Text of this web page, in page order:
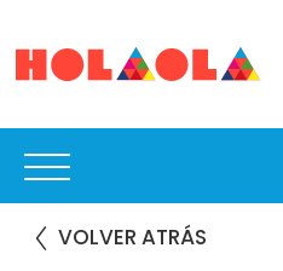
VOLVER ATRÁS